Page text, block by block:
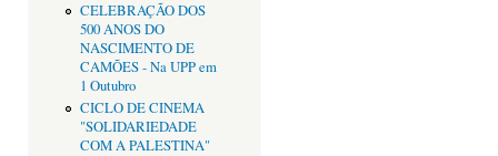
CELEBRAÇÃO DOS
500 ANOS DO
NASCIMENTO DE
CAMÕES - Na UPP em
1 Outubro
CICLO DE CINEMA
"SOLIDARIEDADE
COM A PALESTINA"